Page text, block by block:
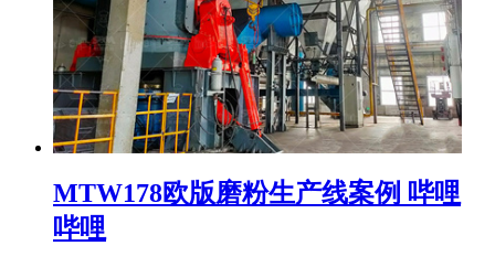
MTW178欧版磨粉生产线案例 哔哩
哔哩